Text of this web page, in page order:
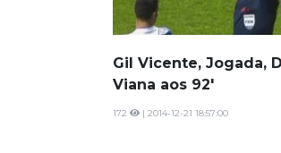
Gil Vicente, Jogada,
Viana aos 92'
172 | 2014-12-21 18:57:00